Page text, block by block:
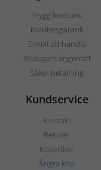
Trygg leverans
Kvalitetsgaranti
Enkelt att handla
30 dagars ångerrätt
Säker betalning
Kundservice
Kontakt
Returer
Köpvillkor
Ångra köp